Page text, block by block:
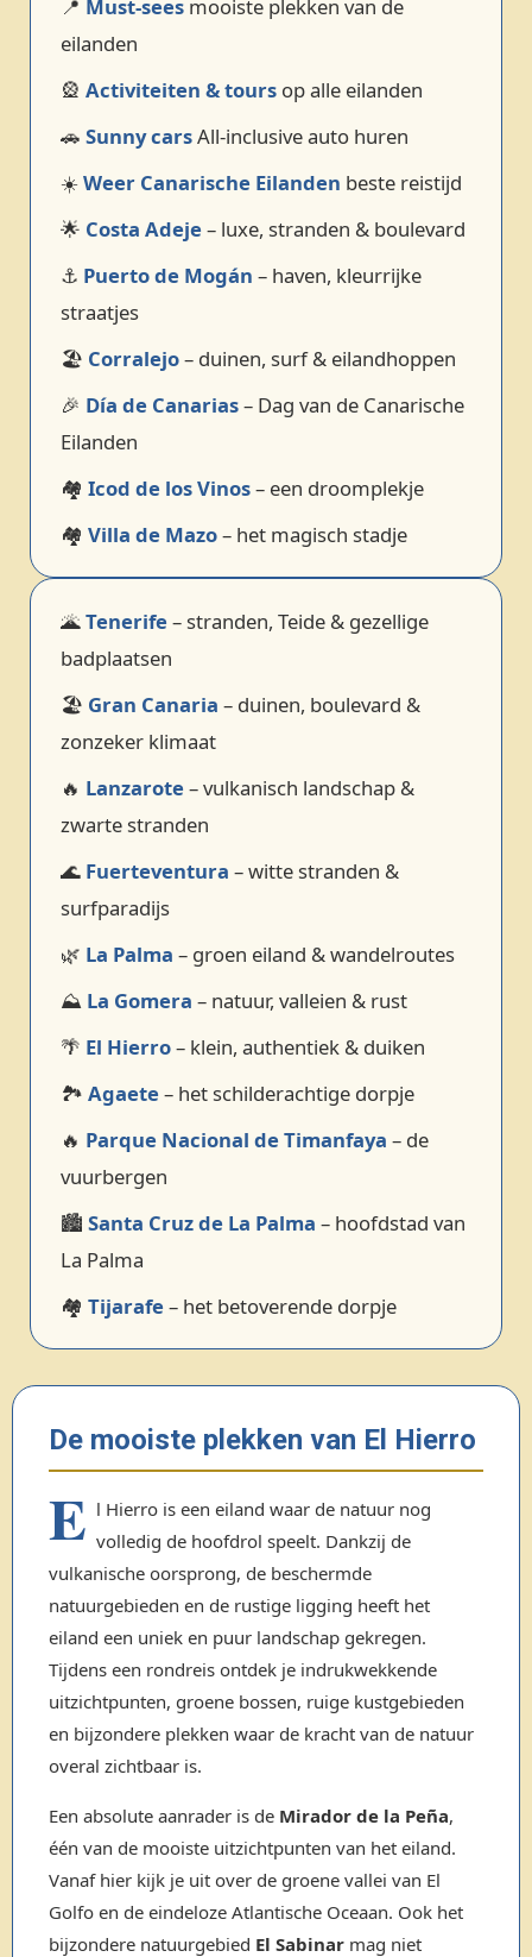
📍 Must‑sees mooiste plekken van de
eilanden
🎡 Activiteiten & tours op alle eilanden
🚗 Sunny carsAll-inclusive auto huren
☀️Weer Canarische Eilanden beste reistijd
🌟 Costa Adeje– luxe, stranden & boulevard
⚓ Puerto de Mogán – haven, kleurrijke
straatjes
🏖️ Corralejo– duinen, surf & eilandhoppen
🎉 Día de Canarias– Dag van de Canarische
Eilanden
🏘️ Icod de los Vinos– een droomplekje
🏘️ Villa de Mazo– het magisch stadje
🌋Tenerife– stranden, Teide & gezellige
badplaatsen
🏖️ Gran Canaria – duinen, boulevard &
zonzeker klimaat
🔥 Lanzarote– vulkanisch landschap &
zwarte stranden
🌊 Fuerteventura – witte stranden &
surfparadijs
🌿 La Palma – groen eiland & wandelroutes
⛰️ La Gomera – natuur, valleien & rust
🌴 El Hierro– klein, authentiek & duiken
🏞️ Agaete– het schilderachtige dorpje
🔥 Parque Nacional de Timanfaya – de
vuurbergen
🏙️ Santa Cruz de La Palma – hoofdstad van
La Palma
🏘️ Tijarafe– het betoverende dorpje
De mooiste plekken van El Hierro
E l Hierro is een eiland waar de natuur nog
volledig de hoofdrol speelt. Dankzij de
vulkanische oorsprong, de beschermde
natuurgebieden en de rustige ligging heeft het
eiland een uniek en puur landschap gekregen.
Tijdens een rondreis ontdek je indrukwekkende
uitzichtpunten, groene bossen, ruige kustgebieden
en bijzondere plekken waar de kracht van de natuur
overal zichtbaar is.
Een absolute aanrader is de Mirador de la Peña,
één van de mooiste uitzichtpunten van het eiland.
Vanaf hier kijk je uit over de groene vallei van El
Golfo en de eindeloze Atlantische Oceaan. Ook het
bijzondere natuurgebied El Sabinar mag niet